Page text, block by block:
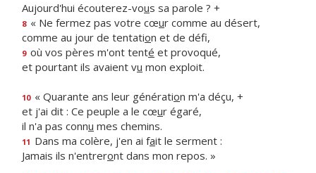
Aujourd'hui écouterez-vous sa parole ? +
8 « Ne fermez pas votre cœur comme au désert,
comme au jour de tentation et de défi,
9 où vos pères m'ont tenté et provoqué,
et pourtant ils avaient vu mon exploit.
10 « Quarante ans leur génération m'a déçu, +
et j'ai dit : Ce peuple a le cœur égaré,
il n'a pas connu mes chemins.
11 Dans ma colère, j'en ai fait le serment :
Jamais ils n'entreront dans mon repos. »